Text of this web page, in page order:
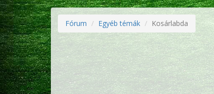
Fórum Egyéb témák Kosárlabda